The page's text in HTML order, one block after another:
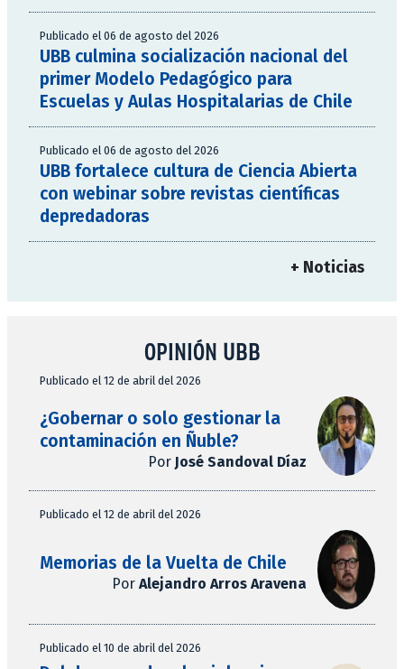
Publicado el 06 de agosto del 2026
UBB culmina socialización nacional del
primer Modelo Pedagógico para
Escuelas y Aulas Hospitalarias de Chile
Publicado el 06 de agosto del 2026
UBB fortalece cultura de Ciencia Abierta
con webinar sobre revistas científicas
depredadoras
+ Noticias
OPINIÓN UBB
Publicado el 12 de abril del 2026
¿Gobernar o solo gestionar la
contaminación en Ñuble?
Por José Sandoval Díaz
Publicado el 12 de abril del 2026
Memorias de la Vuelta de Chile
Por Alejandro Arros Aravena
Publicado el 10 de abril del 2026